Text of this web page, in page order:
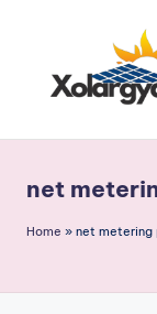
content
l
a
net
Home » net metering